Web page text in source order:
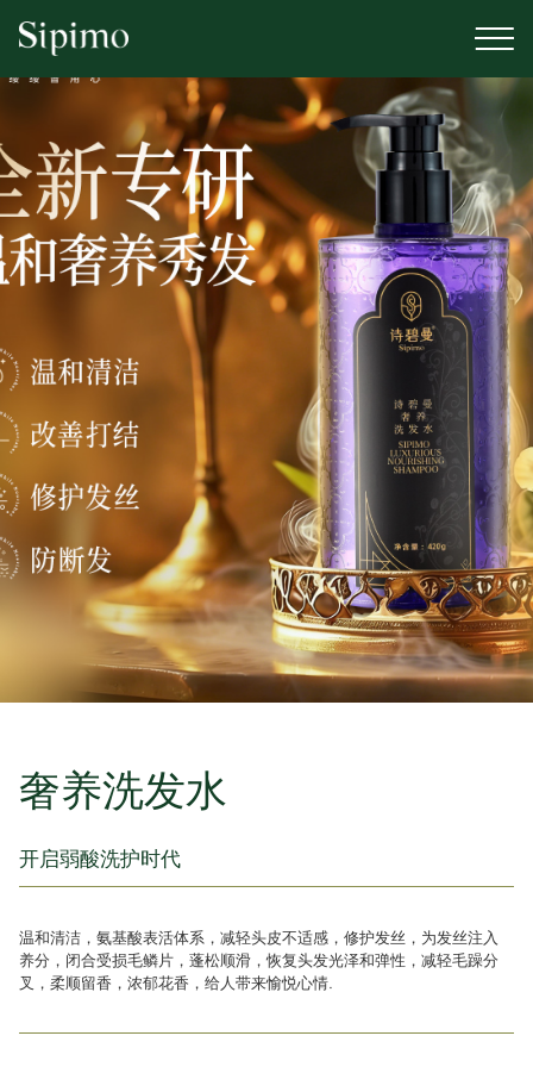
奢养洗发水
开启弱酸洗护时代
温和清洁，氨基酸表活体系，减轻头皮不适感，修护发丝，为发丝注入
养分，闭合受损毛鳞片，蓬松顺滑，恢复头发光泽和弹性，减轻毛躁分
叉，柔顺留香，浓郁花香，给人带来愉悦心情.